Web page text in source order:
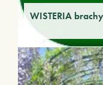
WISTERIA